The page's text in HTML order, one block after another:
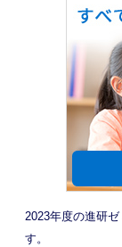
2023年度の進研
す。